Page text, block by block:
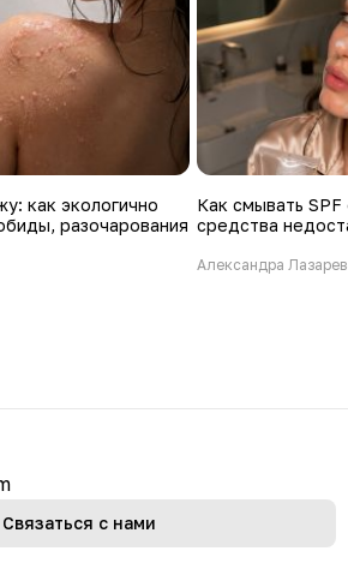
как экологично
разочарования
Как смывать
средства
Александра
Связаться с нами